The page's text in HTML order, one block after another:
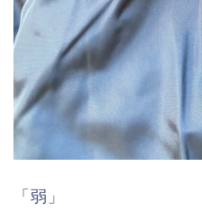
「弱」